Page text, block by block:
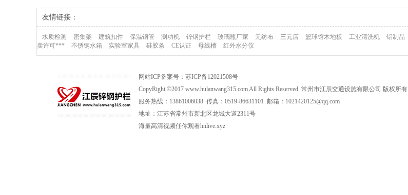
友情链接：
水质检测 密集架 建筑扣件 保温钢管 测功机 锌钢护栏 玻璃瓶厂家 无纺布 三元店 篮球馆木地板 工业清洗机 铝制品
卖许可***
不锈钢水箱 实验室家具 硅胶条 CE认证 母线槽 红外水分仪
网站ICP备案号： 苏ICP备12021508号
CopyRight ©2017 www.hulanwang315.com All Rights Reserved. 常州市江辰交通设施有限公司.版权所有
服务热线：13861006038 传真：0519-86631101 邮箱：1021420125@qq.com
地址：江苏省常州市新北区龙城大道2311号
海量高清视频任你观看hnlive.xyz